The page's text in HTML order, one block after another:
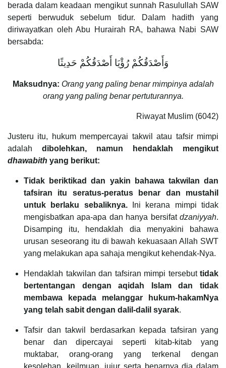
berada dalam keadaan mengikut sunnah Rasulullah SAW
seperti berwuduk sebelum tidur. Dalam hadith yang
diriwayatkan oleh Abu Hurairah RA, bahawa Nabi SAW
bersabda:
وَأَصْدَقُكُمْ رُؤْيَا أَصْدَقُكُمْ حَدِيثًا
Maksudnya: Orang yang paling benar mimpinya adalah
orang yang paling benar pertuturannya.
Riwayat Muslim (6042)
Justeru itu, hukum mempercayai takwil atau tafsir mimpi
adalah dibolehkan, namun hendaklah mengikut
dhawabith yang berikut:
Tidak beriktikad dan yakin bahawa takwilan dan
tafsiran itu seratus-peratus benar dan mustahil
untuk berlaku sebaliknya.Ini kerana mimpi tidak
mengisbatkan apa-apa dan hanya bersifat dzaniyyah.
Disamping itu, hendaklah dia menyakini bahawa
urusan seseorang itu di bawah kekuasaan Allah SWT
yang melakukan apa sahaja mengikut kehendak-Nya.
Hendaklah takwilan dan tafsiran mimpi tersebut tidak
bertentangan dengan aqidah Islam dan tidak
membawa kepada melanggar hukum-hakamNya
yang telah sabit dengan dalil-dalil syarak.
Tafsir dan takwil berdasarkan kepada tafsiran yang
benar dan dipercayai seperti kitab-kitab yang
muktabar, orang-orang yang terkenal dengan
kesolehan, keilmuan, jujur serta benarnya dia dalam